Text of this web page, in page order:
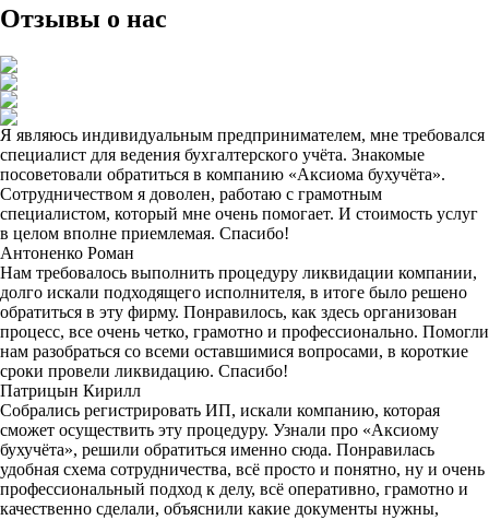
Отзывы о нас
Я являюсь индивидуальным предпринимателем, мне требовался
специалист для ведения бухгалтерского учёта. Знакомые
посоветовали обратиться в компанию «Аксиома бухучёта».
Сотрудничеством я доволен, работаю с грамотным
специалистом, который мне очень помогает. И стоимость услуг
в целом вполне приемлемая. Спасибо!
Антоненко Роман
Нам требовалось выполнить процедуру ликвидации компании,
долго искали подходящего исполнителя, в итоге было решено
обратиться в эту фирму. Понравилось, как здесь организован
процесс, все очень четко, грамотно и профессионально. Помогли
нам разобраться со всеми оставшимися вопросами, в короткие
сроки провели ликвидацию. Спасибо!
Патрицын Кирилл
Собрались регистрировать ИП, искали компанию, которая
сможет осуществить эту процедуру. Узнали про «Аксиому
бухучёта», решили обратиться именно сюда. Понравилась
удобная схема сотрудничества, всё просто и понятно, ну и очень
профессиональный подход к делу, всё оперативно, грамотно и
качественно сделали, объяснили какие документы нужны,